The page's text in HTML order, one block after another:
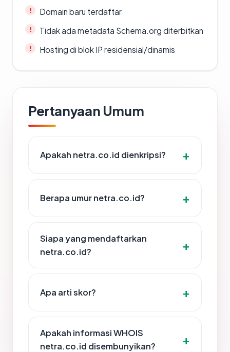
Domain baru terdaftar
Tidak ada metadata Schema.org diterbitkan
Hosting di blok IP residensial/dinamis
Pertanyaan Umum
Apakah netra.co.id dienkripsi?
Berapa umur netra.co.id?
Siapa yang mendaftarkan
netra.co.id?
Apa arti skor?
Apakah informasi WHOIS
netra.co.id disembunyikan?